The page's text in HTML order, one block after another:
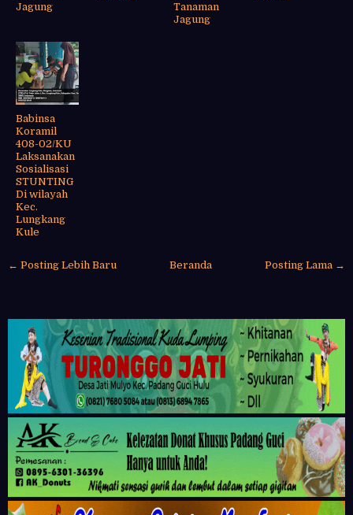
Jagung
Tanaman
Jagung
Babinsa
Koramil
408-02/KU
Laksanakan
Sosialisasi
STUNTING
Di wilayah
Kec.
Lungkang
Kule
← Posting Lebih Baru Posting Lama →
Beranda